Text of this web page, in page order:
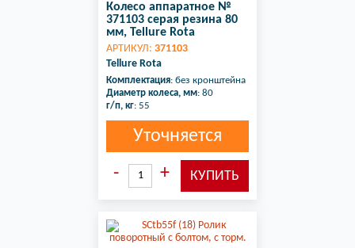
Колесо аппаратное №
371103 серая резина 80
мм, Tellure Rota
АРТИКУЛ: 371103
Tellure Rota
Комплектация: без кронштейна
Диаметр колеса, мм: 80
г/п, кг: 55
Уточняется